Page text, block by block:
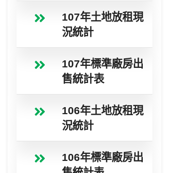
107年土地放租現
況統計
107年標準廠房出
售統計表
106年土地放租現
況統計
106年標準廠房出